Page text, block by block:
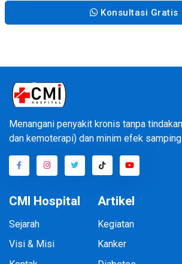
Konsultasi Gratis
Menangani penyakit kronis tanpa
dan kemoterapi) dan minim efek samping
CMI Hospital
Sejarah
Visi & Misi
Artikel
Kegiatan
Kanker